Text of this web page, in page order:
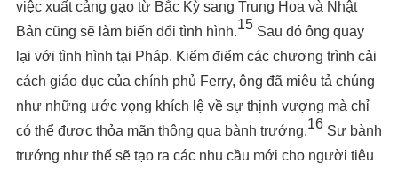
việc xuất cảng gạo từ Bắc Kỳ sang Trung Hoa và Nhật
Bản cũng sẽ làm biến đổi tình hình.15 Sau đó ông quay
lại với tình hình tại Pháp. Kiểm điểm các chương trình cải
cách giáo dục của chính phủ Ferry, ông đã miêu tả chúng
như những ước vọng khích lệ về sự thịnh vượng mà chỉ
có thể được thỏa mãn thông qua bành trướng.16 Sự bành
trướng như thế sẽ tạo ra các nhu cầu mới cho người tiêu